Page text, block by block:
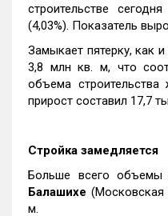
строительстве
(4,03%). Показатель
Замыкает пятерку, как
3,8 млн кв. м, что
объема
прирост составил 17,7
Стройка замедляется
Больше всего объемы
Балашихе (Московская
м.